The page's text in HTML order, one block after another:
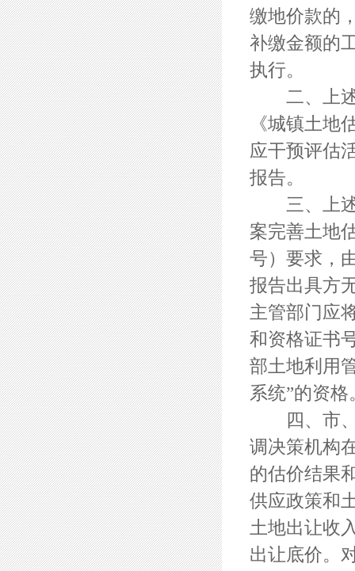
缴地价款的
补缴金额的
执行。
二、上述
《城镇土地
应干预评估
报告。
三、上述
案完善土地
号）要求，
报告出具方
主管部门应
和资格证书
部土地利用
系统”的资格
四、市、
调决策机构
的估价结果
供应政策和
土地出让收
出让底价。